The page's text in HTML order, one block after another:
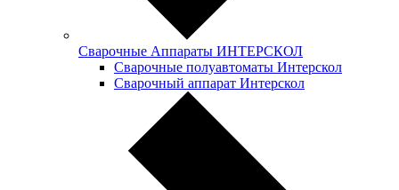
Сварочные Аппараты ИНТЕРСКОЛ
Сварочные полуавтоматы Интерскол
Сварочный аппарат Интерскол